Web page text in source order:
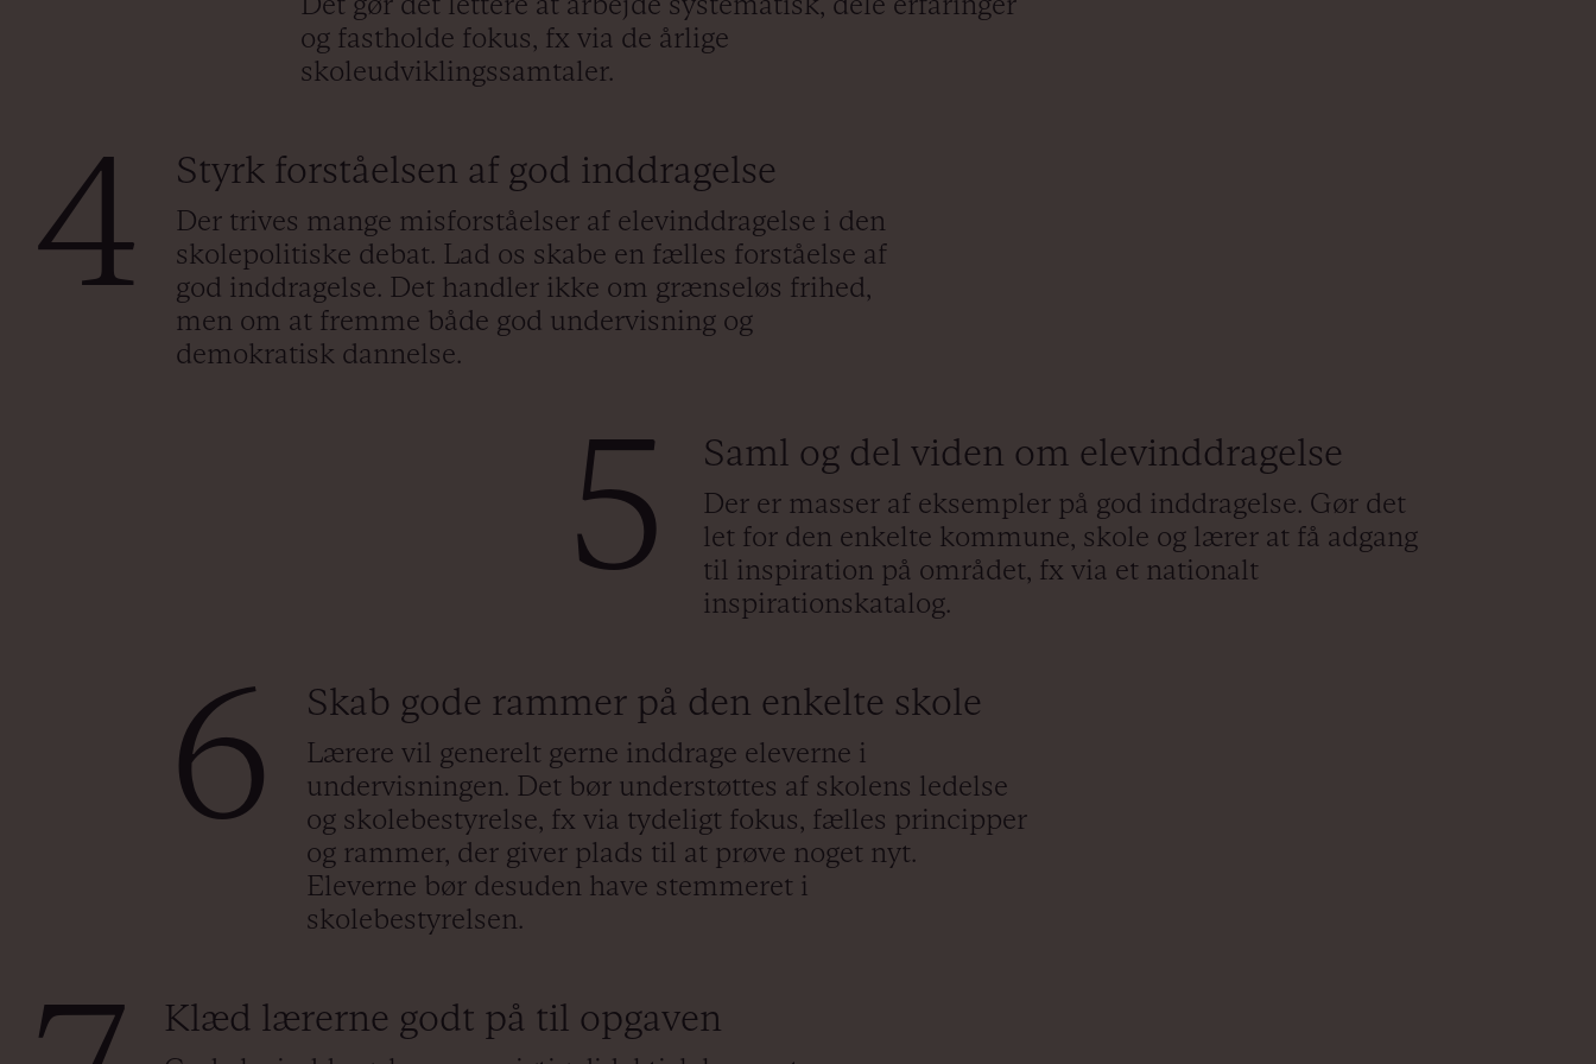
og fastholde fokus, fx via de årlige
skoleudviklingssamtaler.
4 Styrk forståelsen af god inddragelse
Der trives mange misforståelser af elevinddragelse i den
skolepolitiske debat. Lad os skabe en fælles forståelse af
god inddragelse. Det handler ikke om grænseløs frihed,
men om at fremme både god undervisning og
demokratisk dannelse.
5 Saml og del viden om elevinddragelse
Der er masser af eksempler på god inddragelse. Gør det
let for den enkelte kommune, skole og lærer at få adgang
til inspiration på området, fx via et nationalt
inspirationskatalog.
6 Skab gode rammer på den enkelte skole
Lærere vil generelt gerne inddrage eleverne i
undervisningen. Det bør understøttes af skolens ledelse
og skolebestyrelse, fx via tydeligt fokus, fælles principper
og rammer, der giver plads til at prøve noget nyt.
Eleverne bør desuden have stemmeret i
skolebestyrelsen.
Klæd lærerne godt på til opgaven